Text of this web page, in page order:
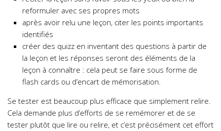
reformuler avec ses propres mots
après avoir relu une leçon, citer les points importants
identifiés
créer des quizz en inventant des questions à partir de
la leçon et les réponses seront des éléments de la
leçon à connaître : cela peut se faire sous forme de
flash cards ou d’encart de mémorisation.
Se tester est beaucoup plus efficace que simplement relire.
Cela demande plus d’efforts de se remémorer et de se
tester plutôt que lire ou relire, et c’est précisément cet effort